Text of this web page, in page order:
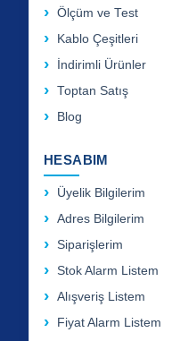
Ölçüm ve Test
Kablo Çeşitleri
İndirimli Ürünler
Toptan Satış
Blog
HESABIM
Üyelik Bilgilerim
Adres Bilgilerim
Siparişlerim
Stok Alarm Listem
Alışveriş Listem
Fiyat Alarm Listem